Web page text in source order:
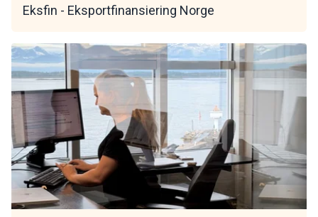
Eksfin - Eksportfinansiering Norge